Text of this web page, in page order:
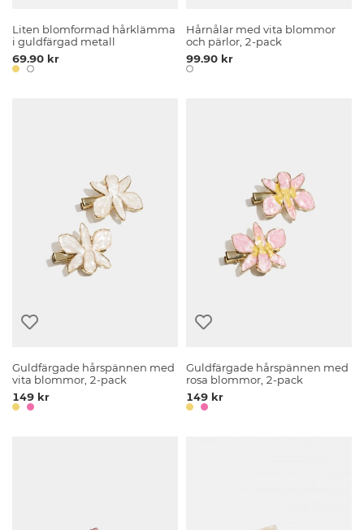
Liten blomformad hårklämma
i guldfärgad metall
69.90 kr
Hårnålar med vita blommor
och pärlor, 2-pack
99.90 kr
Guldfärgade hårspännen med
vita blommor, 2-pack
149 kr
Guldfärgade hårspännen med
rosa blommor, 2-pack
149 kr